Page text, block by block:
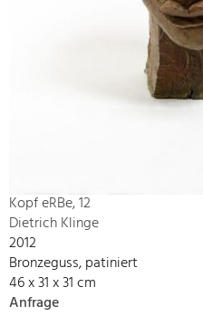
Kopf eRBe, 12
Dietrich Klinge
2012
Bronzeguss, patiniert
46 x 31 x 31 cm
Anfrage